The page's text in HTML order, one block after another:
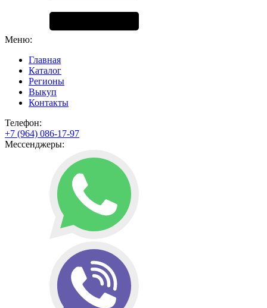
Меню:
Главная
Каталог
Регионы
Выкуп
Контакты
Телефон:
+7 (964) 086-17-97
Мессенджеры: